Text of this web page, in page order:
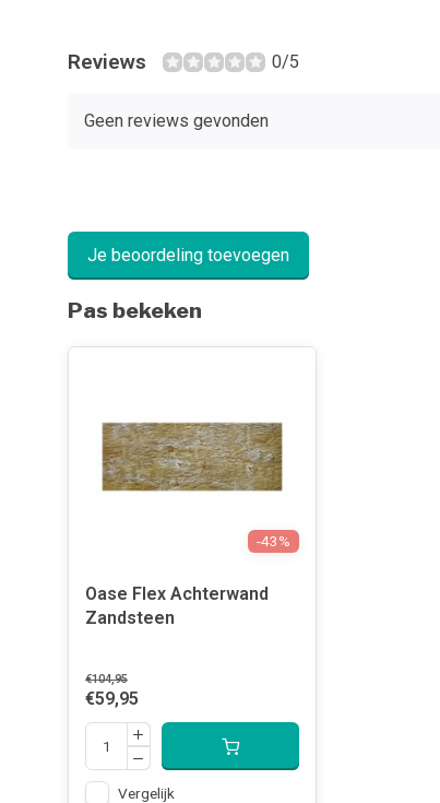
Reviews 0/5
Geen reviews gevonden
Je beoordeling toevoegen
Pas bekeken
-43%
Oase Flex Achterwand
Zandsteen
€104,95
€59,95
Vergelijk